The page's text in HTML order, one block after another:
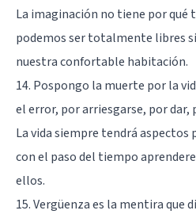
La imaginación no tiene por
podemos ser totalmente libres
nuestra confortable habitación.
14. Pospongo la muerte por la
el error, por arriesgarse, por dar,
La vida siempre tendrá
con el paso del tiempo
ellos.
15. Vergüenza es la mentira que